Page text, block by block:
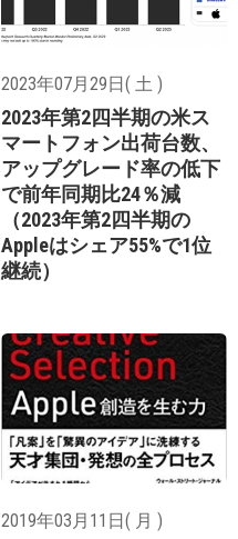
2023年07月29日( 土 )
2023年第2四半期の米ス
マートフォン出荷台数、
アップグレード率の低下
で前年同期比24％減
（2023年第2四半期の
Appleはシェア55%で1位
継続）
2019年03月11日( 月 )